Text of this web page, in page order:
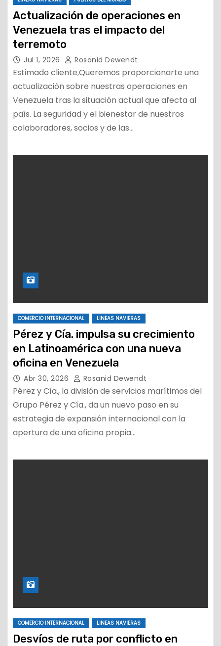
Actualización de operaciones en
Venezuela tras el impacto del
terremoto
Jul 1, 2026 Rosanid Dewendt
Estimado cliente,Queremos proporcionarte una
actualización sobre nuestras operaciones en
Venezuela tras la situación actual que afecta al
país. La seguridad y el bienestar de nuestros
colaboradores, socios y de las…
COMERCIO INTERNACIONAL LINEAS NAVIERAS
Pérez y Cía. impulsa su crecimiento
en Latinoamérica con una nueva
oficina en Venezuela
Abr 30, 2026 Rosanid Dewendt
Pérez y Cía., la división de servicios marítimos del
Grupo Pérez y Cía., da un nuevo paso en su
estrategia de expansión internacional con la
apertura de una oficina propia…
COMERCIO INTERNACIONAL LINEAS NAVIERAS
Desvíos de ruta por conflicto en